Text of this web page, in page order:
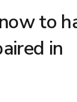
to
in